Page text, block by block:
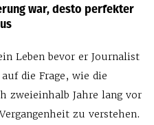
war, desto perfekter
Leben bevor er Journalist
die Frage, wie die
zweieinhalb Jahre lang vor
zu verstehen.